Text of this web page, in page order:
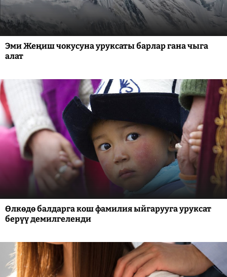
Эми Жеңиш чокусуна уруксаты барлар гана чыга
алат
Өлкөдө балдарга кош фамилия ыйгарууга уруксат
берүү демилгеленди